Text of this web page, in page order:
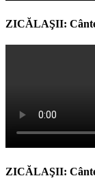
ZICĂLAŞII:
ZICĂLAŞII: